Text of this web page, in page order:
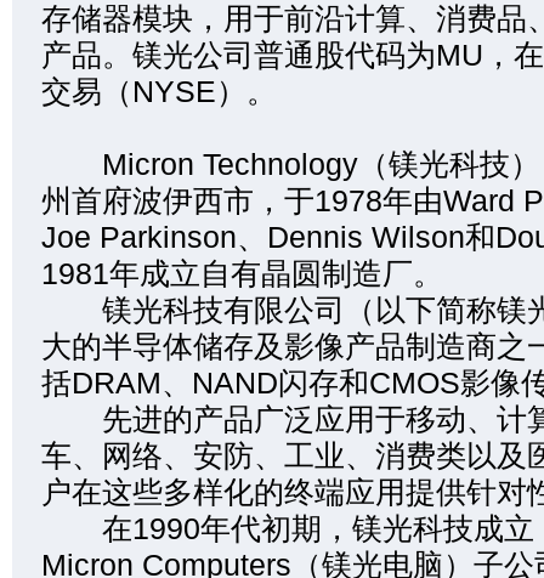
存储器模块，用于前沿计算、消费品
产品。镁光公司普通股代码为MU，
交易（NYSE）。
Micron Technology（镁光科技）
州首府波伊西市，于1978年由Ward
Joe Parkinson、Dennis Wilson和
1981年成立自有晶圆制造厂。
镁光科技有限公司（以下简称镁
大的半导体储存及影像产品制造商之
括DRAM、NAND闪存和CMOS影像
先进的产品广泛应用于移动、计
车、网络、安防、工业、消费类以及
户在这些多样化的终端应用提供针对
在1990年代初期，镁光科技成立
Micron Computers（镁光电脑）子